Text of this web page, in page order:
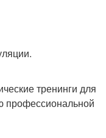
тренинги для
профессиональной